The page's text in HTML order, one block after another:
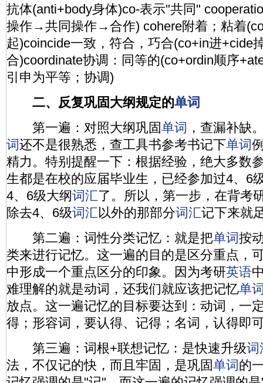
抗体(anti+body身体)co-表示"共同"
操作→共同操作→合作) cohere附着；粘着
起)coincide一致，符合，巧合(co+in进
合)coordinate协调：同等的(co+ordin顺序
引申为平等；协调)
二、反复巩固大纲规定的单词
第一遍：对照大纲巩固单词 ，查漏补缺
词还不是很熟悉，查工具书参考书记下单词
精力。特别提醒一下：根据经验，绝大多数
生都是在校的应届毕业生，已经参加过4、6
4、6级大纲词汇了。所以，第一步，在背考
除去4、6级词汇以外的那部分词汇记下来就
第二遍：词性分类记忆：就是把单词按
类来进行记忆。这一遍的目的是区分重点，
中形成一个重点区分的印象。因为考研英语
难理解的就是动词，还我们就应该把记忆单
放点。这一遍记忆的目标要达到：动词，一
得；形容词，要认得、记得；名词，认得即
第三遍：词根+联想记忆：是快速升级词
法，不仅记的快，而且牢固，是巩固单词的